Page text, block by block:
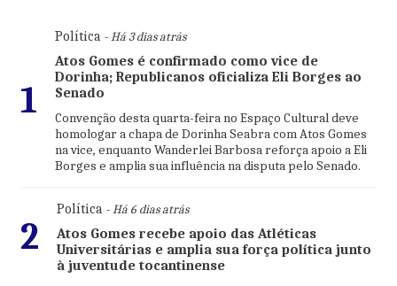
1
Política- Há 3 dias atrás
Atos Gomes é confirmado como vice de
Dorinha; Republicanos oficializa Eli Borges ao
Senado
Convenção desta quarta-feira no Espaço Cultural deve
homologar a chapa de Dorinha Seabra com Atos Gomes
na vice, enquanto Wanderlei Barbosa reforça apoio a Eli
Borges e amplia sua influência na disputa pelo Senado.
2
Política- Há 6 dias atrás
Atos Gomes recebe apoio das Atléticas
Universitárias e amplia sua força política junto
à juventude tocantinense